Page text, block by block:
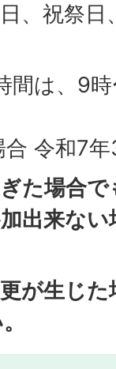
、祝祭
間は、9
令和7
ぎた場合
出来な
が生じ